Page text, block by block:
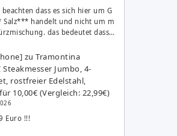
dass es sich hier um G
Salz*** handelt und nicht um m
das bedeutet dass…
zuTramontina
Steakmesser Jumbo, 4-
rostfreier Edelstahl,
10,00€ (Vergleich: 22,99€)
Euro !!!